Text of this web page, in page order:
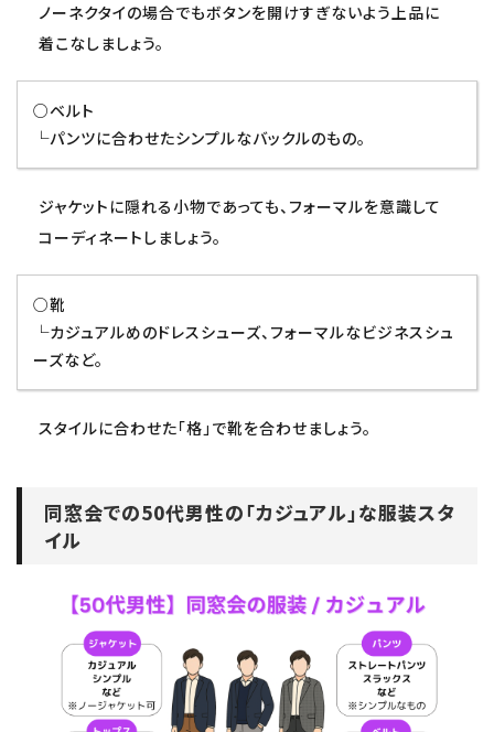
ノーネクタイの場合でもボタンを開けすぎないよう上品に
着こなしましょう。
○ベルト
└パンツに合わせたシンプルなバックルのもの。
ジャケットに隠れる小物であっても、フォーマルを意識して
コーディネートしましょう。
○靴
└カジュアルめのドレスシューズ、フォーマルなビジネスシュ
ーズなど。
スタイルに合わせた「格」で靴を合わせましょう。
同窓会での50代男性の「カジュアル」な服装スタ
イル